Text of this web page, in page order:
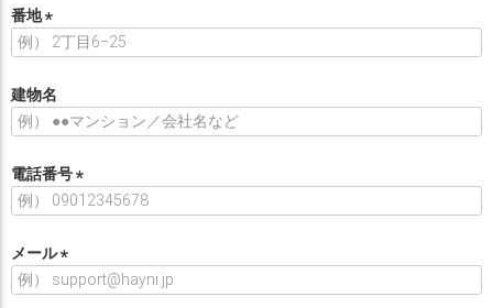
)
番地
須
)
建物名
電話番号
(
)
メール
(